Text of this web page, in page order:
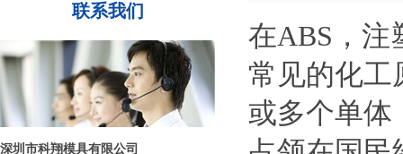
联系我们
深圳市科翔模具有限公司
在ABS，注
常见的化工
或多个单体